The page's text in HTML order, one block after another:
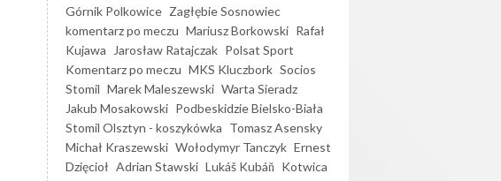
Górnik Polkowice Zagłębie Sosnowiec
komentarz po meczu Mariusz Borkowski Rafał
Kujawa
Jarosław Ratajczak Polsat Sport
Komentarz po meczu MKS Kluczbork Socios
Stomil Marek Maleszewski Warta Sieradz
Jakub Mosakowski Podbeskidzie Bielsko-Biała
Stomil Olsztyn - koszykówka Tomasz Asensky
Michał Kraszewski Wołodymyr Tanczyk Ernest
Dzięcioł Adrian Stawski Lukáš Kubáň Kotwica